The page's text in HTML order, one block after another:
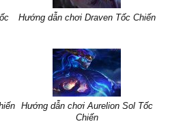
Hướng dẫn chơi Draven Tốc Chiến
Hướng dẫn chơi Aurelion Sol Tốc
Chiến